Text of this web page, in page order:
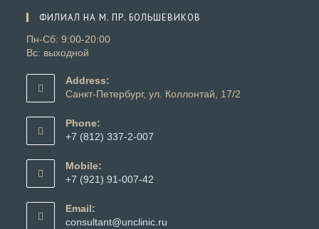
приложении
ФИЛИАЛ НА М. ПР. БОЛЬШЕВИКОВ
Пн-Сб: 9:00-20:00
Вс: выходной
Address:
Санкт-Петербург, ул. Коллонтай, 17/2
Phone:
+7 (812) 337-2-007
в
вашем
Mobile:
+7 (921) 91-007-42
в
вашем
Email:
consultant@unclinic.ru